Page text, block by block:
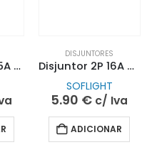
Disjuntor 2P 25A 6KA C| SOFLIGHT
DISJUNTORES
Disjuntor 2P 16A 6KA C| SOFLIGHT
SOFLIGHT
5.90 € c/ Iva
ADICIONAR